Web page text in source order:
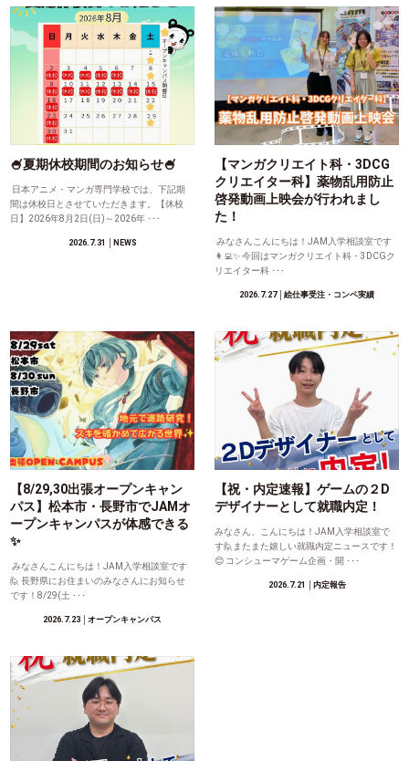
🍧夏期休校期間のお知らせ🍧
日本アニメ・マンガ専門学校では、下記期
間は休校日とさせていただきます。【休校
日】2026年8月2日(日)～2026年 ･･･
2026.7.31 │NEWS
【マンガクリエイト科・3DCG
クリエイター科】薬物乱用防止
啓発動画上映会が行われまし
た！
みなさんこんにちは！JAM入学相談室です
👩‍💻✨ 今回はマンガクリエイト科・3DCGク
リエイター科 ･･･
2026.7.27│絵仕事受注・コンペ実績
【8/29,30出張オープンキャン
パス】松本市・長野市でJAMオ
ープンキャンパスが体感できる
✨
みなさんこんにちは！JAM入学相談室です
🙋 長野県にお住まいのみなさんにお知らせ
です！8/29(土 ･･･
2026.7.23 │オープンキャンパス
【祝・内定速報】ゲームの２D
デザイナーとして就職内定！
みなさん、こんにちは！JAM入学相談室で
す🙋またまた嬉しい就職内定ニュースです！
😊 コンシューマゲーム企画・開 ･･･
2026.7.21 │内定報告